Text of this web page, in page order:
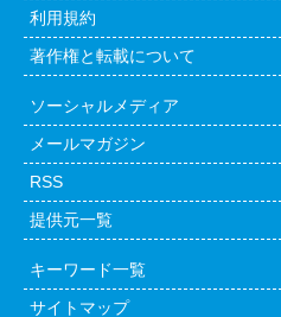
利用規約
著作権と転載について
ソーシャルメディア
メールマガジン
RSS
提供元一覧
キーワード一覧
サイトマップ